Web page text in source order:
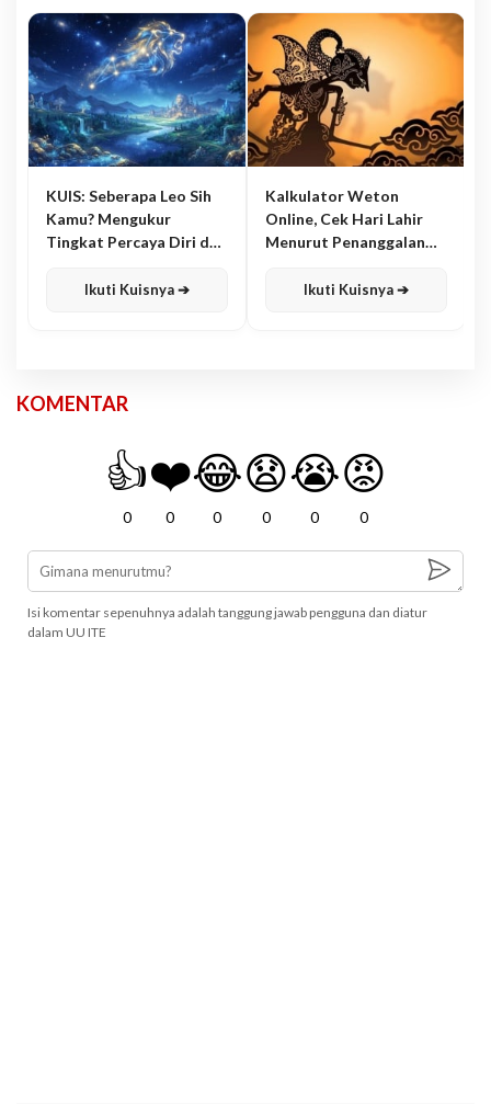
KUIS: Seberapa Leo Sih
Kamu? Mengukur
Tingkat Percaya Diri dan
Ikuti Kuisnya ➔
Kalkulator Weton
Online, Cek Hari Lahir
Menurut Penanggalan
Ikuti Kuisnya ➔
KOMENTAR
👍
0
❤️
0
😂
0
😧
0
😭
0
😡
0
Isi komentar sepenuhnya adalah tanggung jawab pengguna dan diatur
dalam UU ITE